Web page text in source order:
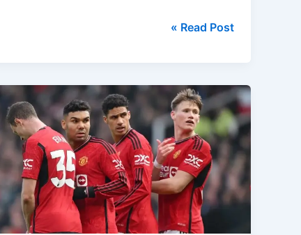
مباراة
ضد
ريال
بيتيس
في
ودية
استعدادا
للموسم
الجديد
Read Post »